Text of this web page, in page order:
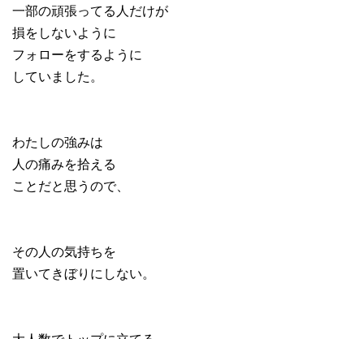
一部の頑張ってる人だけが
損をしないように
フォローをするように
していました。
わたしの強みは
人の痛みを拾える
ことだと思うので、
その人の気持ちを
置いてきぼりにしない。